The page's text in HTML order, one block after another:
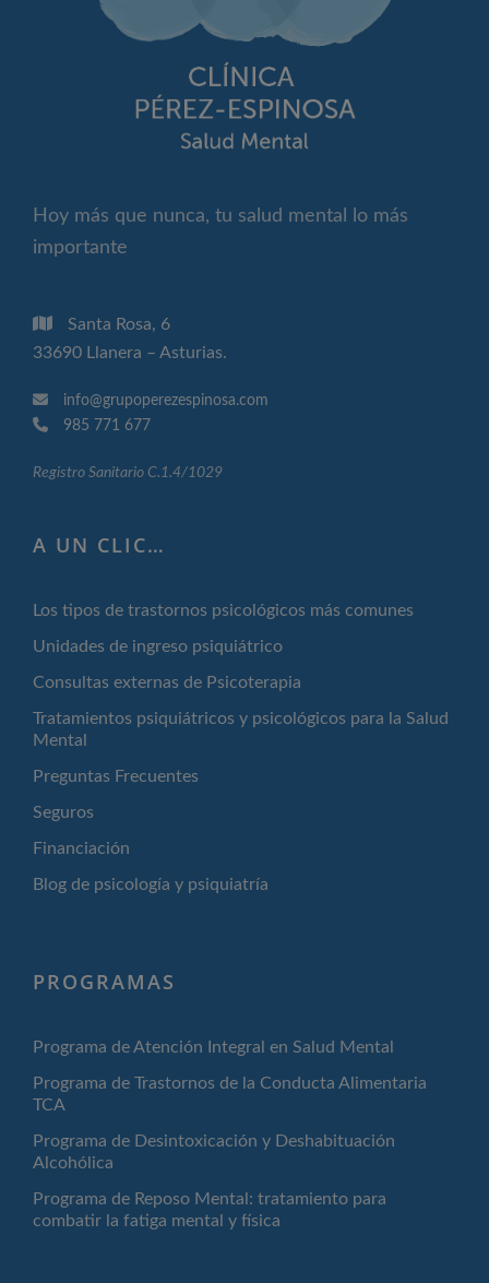
Hoy más que nunca, tu salud mental lo más
importante
Santa Rosa, 6
33690 Llanera – Asturias.
info@grupoperezespinosa.com
985 771 677
Registro Sanitario C.1.4/1029
A UN CLIC…
Los tipos de trastornos psicológicos más comunes
Unidades de ingreso psiquiátrico
Consultas externas de Psicoterapia
Tratamientos psiquiátricos y psicológicos para la Salud
Mental
Preguntas Frecuentes
Seguros
Financiación
Blog de psicología y psiquiatría
PROGRAMAS
Programa de Atención Integral en Salud Mental
Programa de Trastornos de la Conducta Alimentaria
TCA
Programa de Desintoxicación y Deshabituación
Alcohólica
Programa de Reposo Mental: tratamiento para
combatir la fatiga mental y física